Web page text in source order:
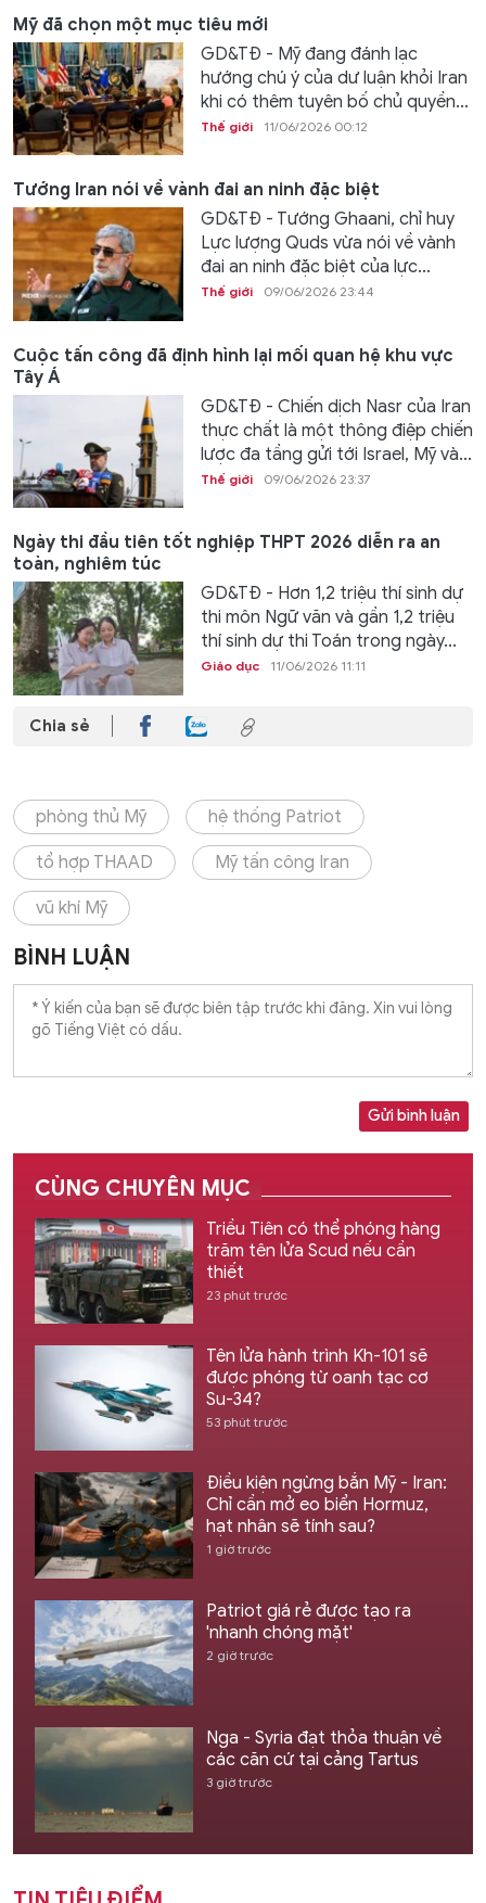
Mỹ đã chọn một mục tiêu mới
GD&TĐ - Mỹ đang đánh lạc
hướng chú ý của dư luận khỏi Iran
khi có thêm tuyên bố chủ quyền...
Thế giới 11/06/2026 00:12
Tướng Iran nói về vành đai an ninh đặc biệt
GD&TĐ - Tướng Ghaani, chỉ huy
Lực lượng Quds vừa nói về vành
đai an ninh đặc biệt của lực...
Thế giới 09/06/2026 23:44
Cuộc tấn công đã định hình lại mối quan hệ khu vực
Tây Á
GD&TĐ - Chiến dịch Nasr của Iran
thực chất là một thông điệp chiến
lược đa tầng gửi tới Israel, Mỹ và...
Thế giới 09/06/2026 23:37
Ngày thi đầu tiên tốt nghiệp THPT 2026 diễn ra an
toàn, nghiêm túc
GD&TĐ - Hơn 1,2 triệu thí sinh dự
thi môn Ngữ văn và gần 1,2 triệu
thí sinh dự thi Toán trong ngày...
Giáo dục 11/06/2026 11:11
Chia sẻ
phòng thủ Mỹ hệ thống Patriot
tổ hợp THAAD Mỹ tấn công Iran
vũ khí Mỹ
BÌNH LUẬN
Gửi bình luận
CÙNG CHUYÊN MỤC
Triều Tiên có thể phóng hàng
trăm tên lửa Scud nếu cần
thiết
23 phút trước
Tên lửa hành trình Kh-101 sẽ
được phóng từ oanh tạc cơ
Su-34?
53 phút trước
Điều kiện ngừng bắn Mỹ - Iran:
Chỉ cần mở eo biển Hormuz,
hạt nhân sẽ tính sau?
1 giờ trước
Patriot giá rẻ được tạo ra
'nhanh chóng mặt'
2 giờ trước
Nga - Syria đạt thỏa thuận về
các căn cứ tại cảng Tartus
3 giờ trước